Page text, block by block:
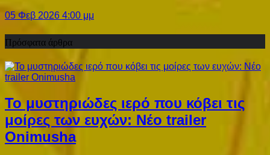
05 Φεβ 2026 4:00 μμ
Πρόσφατα άρθρα
Το μυστηριώδες ιερό που κόβει τις
μοίρες των ευχών: Νέο trailer
Onimusha